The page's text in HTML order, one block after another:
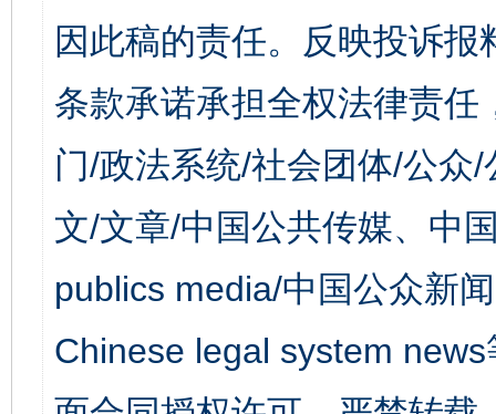
因此稿的责任。反映投诉
条款承诺承担全权法律责
门/政法系统/社会团体/公众
文/文章/中国公共传媒、中
publics media/中国公众新
Chinese legal system